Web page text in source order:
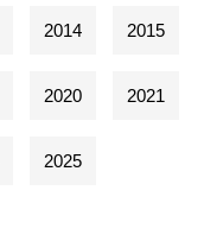
2014 2015
2020 2021
2025